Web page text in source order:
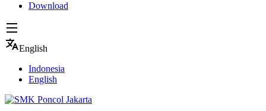
Download
English
Indonesia
English